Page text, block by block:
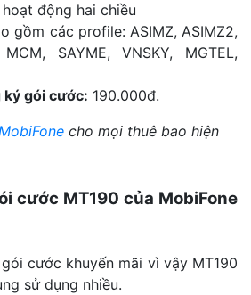
động hai chiều
gồm các profile: ASIMZ, ASIMZ2,
MCM, SAYME, VNSKY, MGTEL,
ký gói cước: 190.000đ.
cho mọi thuê bao hiện
cước MT190 của MobiFone
cước khuyến mãi vì vậy MT190
sử dụng nhiều.